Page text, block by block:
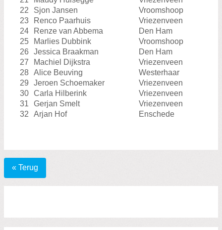
22
Sjon Jansen
Vroomshoop
23
Renco Paarhuis
Vriezenveen
24
Renze van Abbema
Den Ham
25
Marlies Dubbink
Vroomshoop
26 Jessica Braakman
Den Ham
27
Machiel Dijkstra
Vriezenveen
28 Alice Beuving
Westerhaar
29
Jeroen Schoemaker
Vriezenveen
30 Carla Hilberink
Vriezenveen
31
Gerjan Smelt
Vriezenveen
32
Arjan Hof Enschede
« Terug